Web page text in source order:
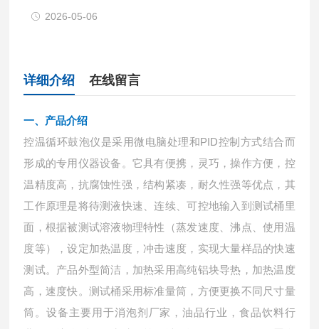
2026-05-06
详细介绍 在线留言
一、产品介绍
控温循环鼓泡仪是采用微电脑处理和PID控制方式结合而
形成的专用仪器设备。它具有便携，灵巧，操作方便，控
温精度高，抗腐蚀性强，结构紧凑，耐久性强等优点，其
工作原理是将待测液快速、连续、可控地输入到测试桶里
面，根据被测试溶液物理特性（蒸发速度、沸点、使用温
度等），设定加热温度，冲击速度，实现大量样品的快速
测试。产品外型简洁，加热采用高纯铝块导热，加热温度
高，速度快。测试桶采用标准量筒，方便更换不同尺寸量
筒。设备主要用于消泡剂厂家，油品行业，食品饮料行